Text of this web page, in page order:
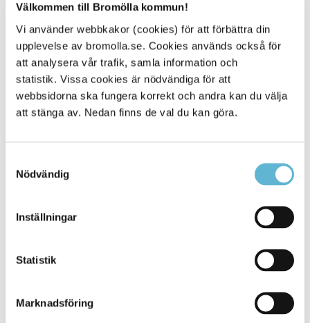
Välkommen till Bromölla kommun!
Vi använder webbkakor (cookies) för att förbättra din
upplevelse av bromolla.se. Cookies används också för
att analysera vår trafik, samla information och
statistik. Vissa cookies är nödvändiga för att
webbsidorna ska fungera korrekt och andra kan du välja
att stänga av. Nedan finns de val du kan göra.
Nödvändig
Inställningar
Statistik
Marknadsföring
Klicka här för att logga in
Time Care Planering - Multi Access
Schemaläggning.